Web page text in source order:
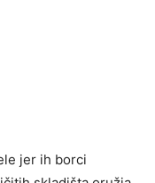
jer ih borci